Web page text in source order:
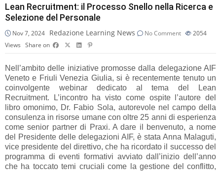
Lean Recruitment: il Processo Snello nella Ricerca e
Selezione del Personale
Nov 7, 2024 Redazione Learning News No Comment
2054
Views Share on
Nell’ambito delle iniziative promosse dalla delegazione AIF
Veneto e Friuli Venezia Giulia, si è recentemente tenuto un
coinvolgente webinar dedicato al tema del Lean
Recruitment. L’incontro ha visto come ospite l’autore del
libro omonimo, Dr. Fabio Sola, autorevole nel campo della
consulenza in risorse umane con oltre 25 anni di esperienza
come senior partner di Praxi. A dare il benvenuto, a nome
del Presidente delle delegazioni AIF, è stata Anna Malaguti,
vice presidente del direttivo, che ha ricordato il successo del
programma di eventi formativi avviato dall’inizio dell’anno
che ha toccato temi cruciali come la gestione del conflitto,